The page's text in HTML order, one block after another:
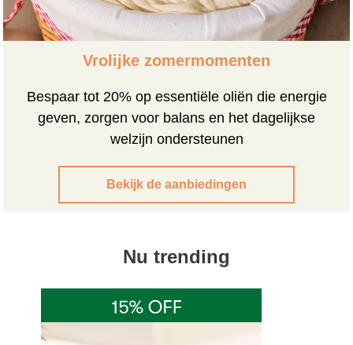
Vrolijke zomermomenten
Bespaar tot 20% op essentiële oliën die energie
geven, zorgen voor balans en het dagelijkse
welzijn ondersteunen
Bekijk de aanbiedingen
Previous
Nu trending